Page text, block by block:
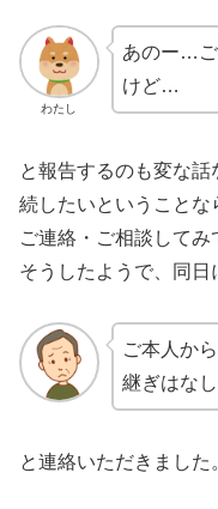
わたし
あのー…ご
けど…
と報告するのも変な
続したいということ
ご連絡・ご相談して
そうしたようで、同
ご本人か
継ぎはな
と連絡いただきました